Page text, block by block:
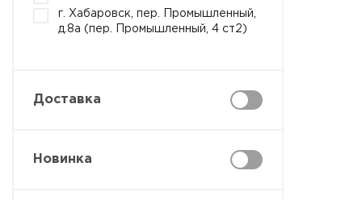
г. Хабаровск, пер. Промышленный,
д.8а (пер. Промышленный, 4 ст2)
Доставка
Новинка